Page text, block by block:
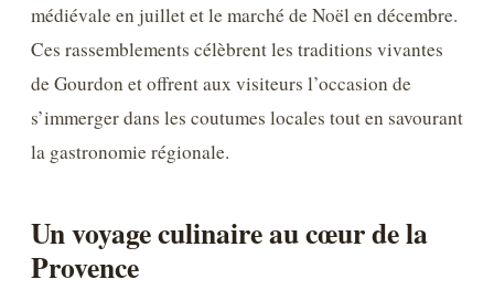
médiévale en juillet et le marché de Noël en décembre.
Ces rassemblements célèbrent les traditions vivantes
de Gourdon et offrent aux visiteurs l’occasion de
s’immerger dans les coutumes locales tout en savourant
la gastronomie régionale.
Un voyage culinaire au cœur de la
Provence